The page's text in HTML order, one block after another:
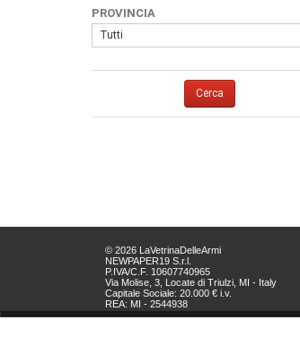
PROVINCIA
Tutti
Cerca
© 2026 LaVetrinaDelleArmi
NEWPAPER19 S.r.l.
P.IVA/C.F. 10607740965
Via Molise, 3, Locate di Triulzi, MI - Italy
Capitale Sociale: 20.000 € i.v.
REA: MI - 2544938